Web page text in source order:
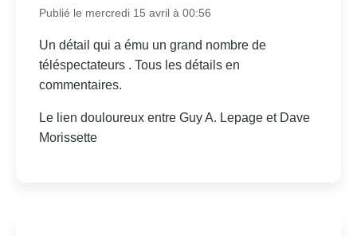
Publié le mercredi 15 avril à 00:56
Un détail qui a ému un grand nombre de
téléspectateurs . Tous les détails en
commentaires.
Le lien douloureux entre Guy A. Lepage et Dave
Morissette